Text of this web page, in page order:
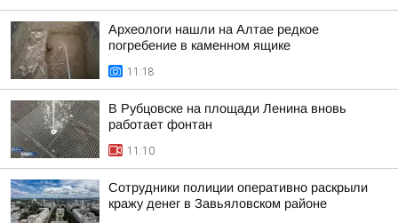
Археологи нашли на Алтае редкое
погребение в каменном ящике
11:18
В Рубцовске на площади Ленина вновь
работает фонтан
11:10
Сотрудники полиции оперативно раскрыли
кражу денег в Завьяловском районе